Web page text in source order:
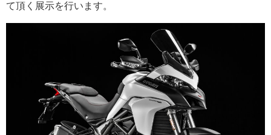
て頂く展示を行います。